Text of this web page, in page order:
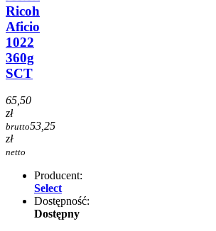
Ricoh
Aficio
1022
360g
SCT
65,50
zł
brutto53,25
zł
netto
Producent:
Select
Dostępność:
Dostępny